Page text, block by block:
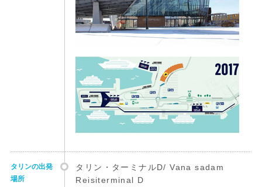
タリンの出発
場所
タリン・ターミナルD/ Vana sadam
Reisiterminal D